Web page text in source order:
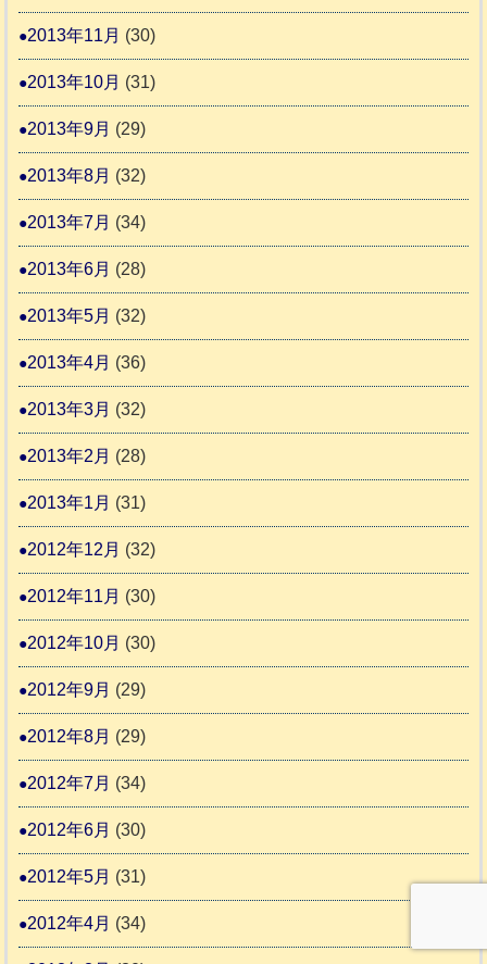
2013年11月 (30)
2013年10月 (31)
2013年9月 (29)
2013年8月 (32)
2013年7月 (34)
2013年6月 (28)
2013年5月 (32)
2013年4月 (36)
2013年3月 (32)
2013年2月 (28)
2013年1月 (31)
2012年12月 (32)
2012年11月 (30)
2012年10月 (30)
2012年9月 (29)
2012年8月 (29)
2012年7月 (34)
2012年6月 (30)
2012年5月 (31)
2012年4月 (34)